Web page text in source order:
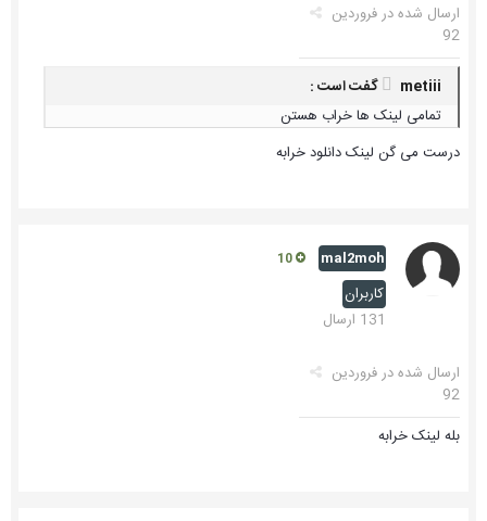
ارسال شده درفروردین
92
metiii گفت است :
تمامی لینک ها خراب هستن
درست می گن لینک دانلود خرابه
mal2moh
کاربران
131 ارسال
ارسال شده درفروردین
92
بله لینک خرابه